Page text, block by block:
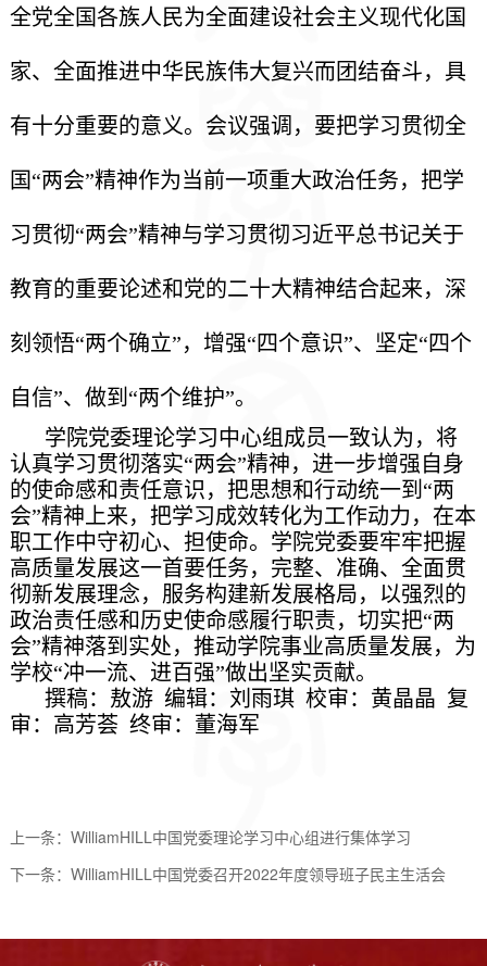
全党全国各族人民为全面建设社会主义现代化国
家、全面推进中华民族伟大复兴而团结奋斗，具
有十分重要的意义。会议强调，要把学习贯彻全
国“两会”精神作为当前一项重大政治任务，把学
习贯彻“两会”精神与学习贯彻习近平总书记关于
教育的重要论述和党的二十大精神结合起来，深
刻领悟“两个确立”，增强“四个意识”、坚定“四个
自信”、做到“两个维护”。
学院党委理论学习中心组成员一致认为，将
认真学习贯彻落实“两会”精神，进一步增强自身
的使命感和责任意识，把思想和行动统一到“两
会”精神上来，把学习成效转化为工作动力，在本
职工作中守初心、担使命。学院党委要牢牢把握
高质量发展这一首要任务，完整、准确、全面贯
彻新发展理念，服务构建新发展格局，以强烈的
政治责任感和历史使命感履行职责，切实把“两
会”精神落到实处，推动学院事业高质量发展，为
学校“冲一流、进百强”做出坚实贡献。
撰稿：敖游 编辑：刘雨琪 校审：黄晶晶 复
审：高芳荟 终审：董海军
上一条： WilliamHILL中国党委理论学习中心组进行集体学习
下一条： WilliamHILL中国党委召开2022年度领导班子民主生活会